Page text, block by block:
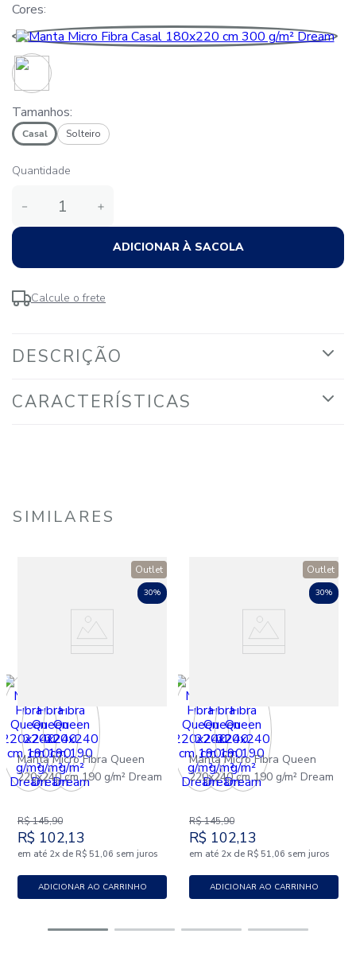
Cores
Tamanhos:
Casal Solteiro
Quantidade
＋
－
ADICIONAR À SACOLA
Calcule o frete
DESCRIÇÃO
CARACTERÍSTICAS
SIMILARES
30%
Outlet
Manta Micro Fibra Queen
220x240 cm 190 g/m² Dream
R$145,90
R$ 102,13
em até 2x de R$ 51,06 sem juros
ADICIONAR AO CARRINHO
30%
Outlet
Manta Micro Fibra Queen
220x240 cm 190 g/m² Dream
R$145,90
R$ 102,13
em até 2x de R$ 51,06 sem juros
ADICIONAR AO CARRINHO